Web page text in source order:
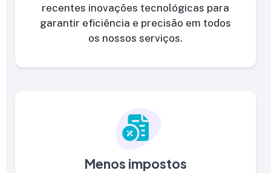
recentes inovações tecnológicas para
garantir eficiência e precisão em todos
os nossos serviços.
Menos impostos